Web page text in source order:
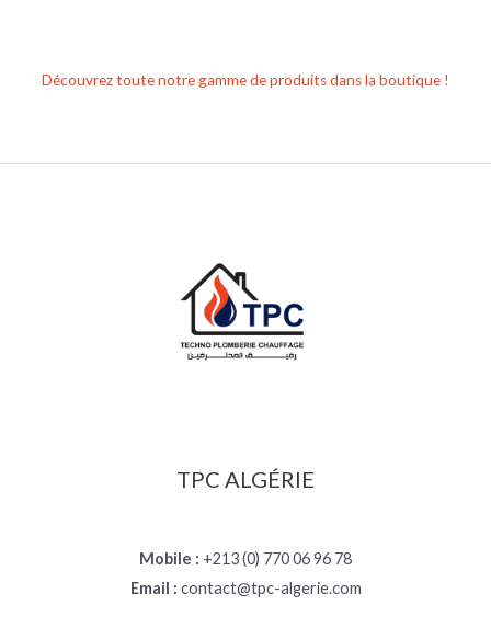
Découvrez toute notre gamme de produits dans la boutique !
TPC ALGÉRIE
Mobile : +213 (0) 770 06 96 78
Email : contact@tpc-algerie.com